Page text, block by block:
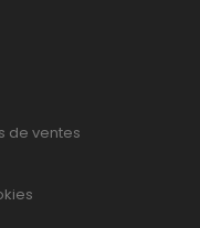
de ventes